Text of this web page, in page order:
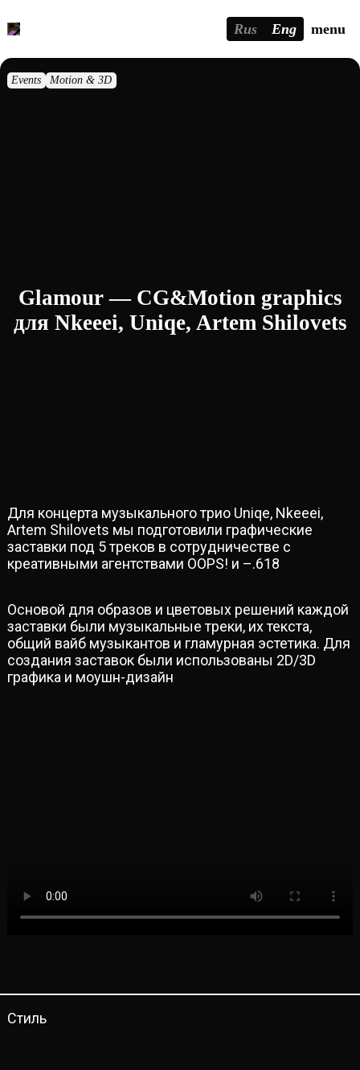
Rus Eng menu
Events Motion & 3D
Glamour — CG&Motion graphics
для Nkeeei, Uniqe, Artem Shilovets
Для концерта музыкального трио Uniqe, Nkeeei,
Artem Shilovets мы подготовили графические
заставки под 5 треков в сотрудничестве с
креативными агентствами OOPS! и –.618
Основой для образов и цветовых решений каждой
заставки были музыкальные треки, их текста,
общий вайб музыкантов и гламурная эстетика. Для
создания заставок были использованы 2D/3D
графика и моушн-дизайн
Стиль